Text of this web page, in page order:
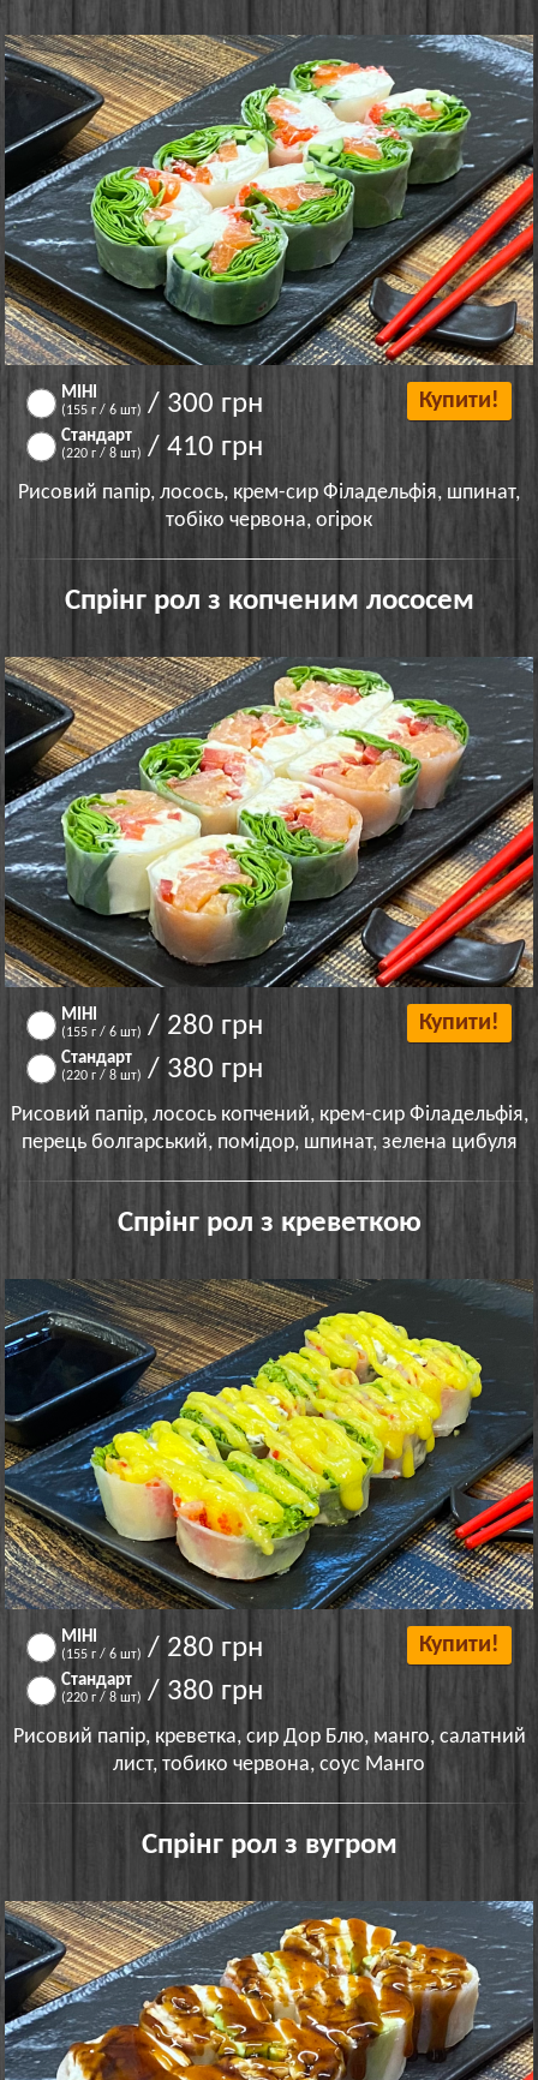
МІНІ
(155 г / 6 шт) / 300 грн
Стандарт
(220 г / 8 шт) / 410 грн
Купити!
Рисовий папір, лосось, крем-сир Філадельфія, шпинат,
тобіко червона, огірок
Спрінг рол з копченим лососем
МІНІ
(155 г / 6 шт) / 280 грн
Стандарт
(220 г / 8 шт) / 380 грн
Купити!
Рисовий папір, лосось копчений, крем-сир Філадельфія,
перець болгарський, помідор, шпинат, зелена цибуля
Спрінг рол з креветкою
МІНІ
(155 г / 6 шт) / 280 грн
Стандарт
(220 г / 8 шт) / 380 грн
Купити!
Рисовий папір, креветка, сир Дор Блю, манго, салатний
лист, тобико червона, соус Манго
Спрінг рол з вугром